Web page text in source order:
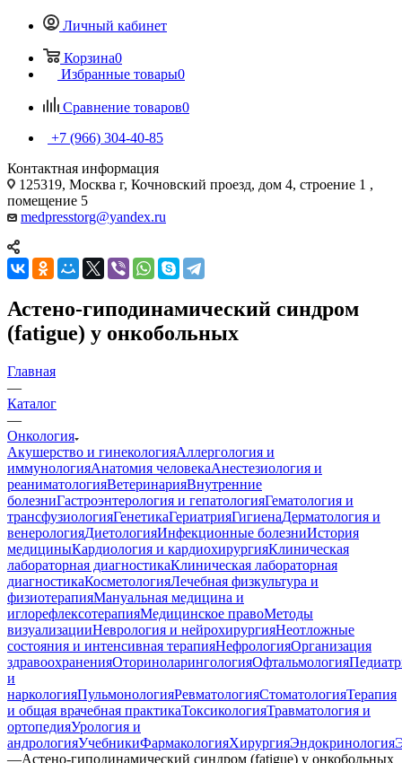
Личный кабинет
Корзина0
Избранные товары0
Сравнение товаров0
+7 (966) 304-40-85
Контактная информация
125319, Москва г, Кочновский проезд, дом 4, строение 1 ,
помещение 5
medpresstorg@yandex.ru
Астено-гиподинамический синдром
(fatigue) у онкобольных
Главная
—
Каталог
—
Онкология
Акушерство и гинекологияАллергология и
иммунологияАнатомия человекаАнестезиология и
реаниматологияВетеринарияВнутренние
болезниГастроэнтерология и гепатологияГематология и
трансфузиологияГенетикаГериатрияГигиенаДерматология и
венерологияДиетологияИнфекционные болезниИстория
медициныКардиология и кардиохирургияКлиническая
лабораторная диагностикаКлиническая лабораторная
диагностикаКосметологияЛечебная физкультура и
физиотерапияМануальная медицина и
иглорефлексотерапияМедицинское правоМетоды
визуализацииНеврология и нейрохирургияНеотложные
состояния и интенсивная терапияНефрологияОрганизация
здравоохраненияОториноларингологияОфтальмология
и
наркологияПульмонологияРевматологияСтоматологияТерапия
и общая врачебная практикаТоксикологияТравматология и
ортопедияУрология и
андрологияУчебникиФармакологияХирургияЭндокринология
—Астено-гиподинамический синдром (fatigue) у онкобольных